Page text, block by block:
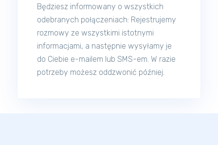
Będziesz informowany o wszystkich
odebranych połączeniach: Rejestrujemy
rozmowy ze wszystkimi istotnymi
informacjami, a następnie wysyłamy je
do Ciebie e-mailem lub SMS-em. W razie
potrzeby możesz oddzwonić później.